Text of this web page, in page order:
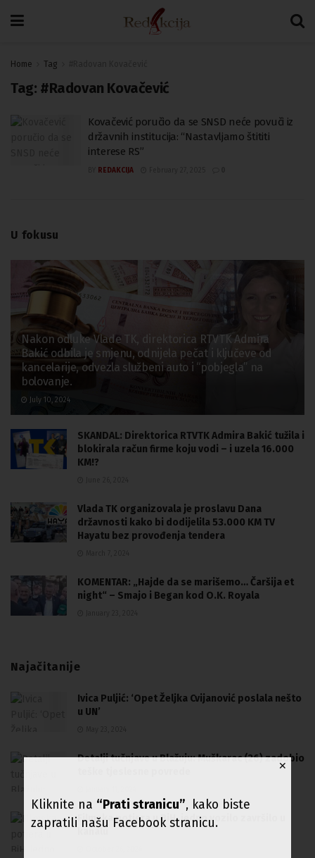
Home Tag
Tag: #Radovan Kovačević
Kovačević poručio da se SNSD neće povuči iz
državnih institucija: “Nastavljamo štititi
interese RS”
REDAKCIJA
U fokusu
Nakon odluke Vlade TK, direktorica RTVTK Admira
Bakić odbila je smjenu, odnijela pečat i ključeve od
kancelarije, odvezla službeni auto i “pobjegla” na
bolovanje.
July 10, 2024
SKANDAL: Direktorica RTVTK Admira Bakić tužila i
blokirala račun firme koju vodi – i uzela 16.000
KM!?
Vlada TK organizovala je proslavu Dana
državnosti kako bi dodijelila 53.000 KM TV
Hayatu bez provođenja tendera
KOMENTAR: „Hajde da se marišemo… Čaršija et
night“ – Smajo i Began kod O.K. Royala
Najačitanije
Ivica Puljić: ‘Opet Željka Cvijanović poslala nešto
u UN’
Detalji tučnjave u Blažuju: Muškarac (26) zadobio
Filmska potjera u BiH, jedno vozilo završilo u
kanalu
✕
Kliknite na “Prati stranicu”, kako biste
zapratili našu Facebook stranicu.